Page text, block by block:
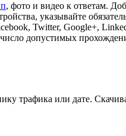
, фото и видео к ответам.
указывайте
Twitter, Google+,
допустимых
трафика или дате.